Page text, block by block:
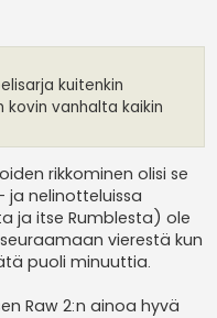
kuitenkin
kovin vanhalta kaikin
rikkominen olisi se
ja nelinotteluissa
ja itse Rumblesta) ole
vierestä kun
puoli minuuttia.
Raw 2:n ainoa hyvä